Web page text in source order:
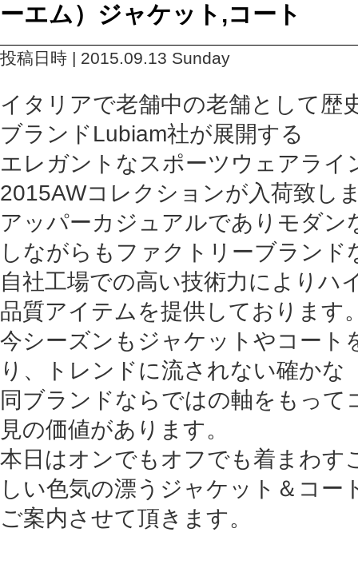
ーエム）ジャケット,コート
投稿日時 | 2015.09.13 Sunday
イタリアで老舗中の老舗として歴
ブランドLubiam社が展開する
エレガントなスポーツウェアライ
2015AWコレクションが入荷致し
アッパーカジュアルでありモダン
しながらもファクトリーブランド
自社工場での高い技術力によりハ
品質アイテムを提供しております
今シーズンもジャケットやコート
り、トレンドに流されない確かな
同ブランドならではの軸をもって
見の価値があります。
本日はオンでもオフでも着まわす
しい色気の漂うジャケット＆コー
ご案内させて頂きます。